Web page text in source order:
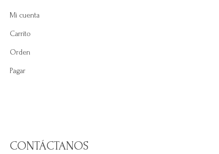
Mi cuenta
Carrito
Orden
Pagar
CONTÁCTANOS